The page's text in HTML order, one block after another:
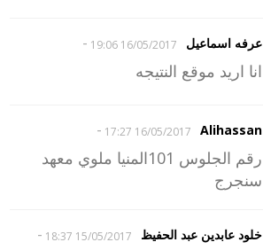
عرفه اسماعيل 16/05/2017 19:06
-
انا اريد موقع النتيجه
Alihassan
16/05/2017 17:27
-
رقم الجلوس 101المنيا ملوي معهد
سنجرج
خلود عابدين عبد الحفيظ 15/05/2017 18:37
-